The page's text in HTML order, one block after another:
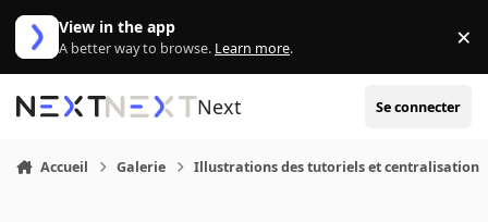
Aller au contenu
View in the app
A better way to browse. Learn more. ×
Next Se connecter
Accueil Galerie Illustrations des tutoriels et centralisation